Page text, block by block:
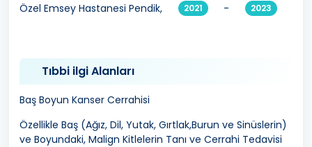
Özel Emsey Hastanesi Pendik, 2021 - 2023
Tıbbi ilgi Alanları
Baş Boyun Kanser Cerrahisi
Özellikle Baş (Ağız, Dil, Yutak, Gırtlak,Burun ve Sinüslerin)
ve Boyundaki, Malign Kitlelerin Tanı ve Cerrahi Tedavisi